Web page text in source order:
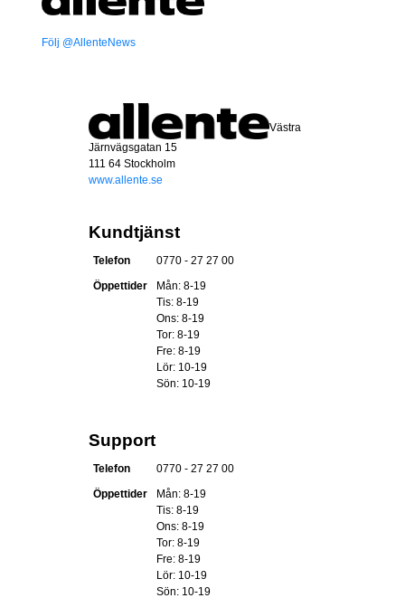
Följ @AllenteNews
Västra
Järnvägsgatan 15
111 64 Stockholm
www.allente.se
Kundtjänst
Telefon
0770 - 27 27 00
Öppettider
Mån: 8-19
Tis: 8-19
Ons: 8-19
Tor: 8-19
Fre: 8-19
Lör: 10-19
Sön: 10-19
Support
Telefon
0770 - 27 27 00
Öppettider
Mån: 8-19
Tis: 8-19
Ons: 8-19
Tor: 8-19
Fre: 8-19
Lör: 10-19
Sön: 10-19